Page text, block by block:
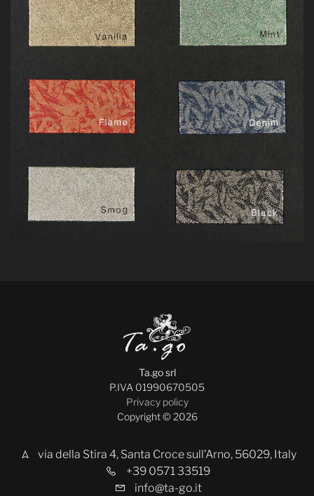
Ta.go srl
P.IVA 01990670505
Privacy policy
Copyright © 2026
via della Stira 4, Santa Croce sull’Arno, 56029, Italy
+39 0571 33519
info@ta-go.it